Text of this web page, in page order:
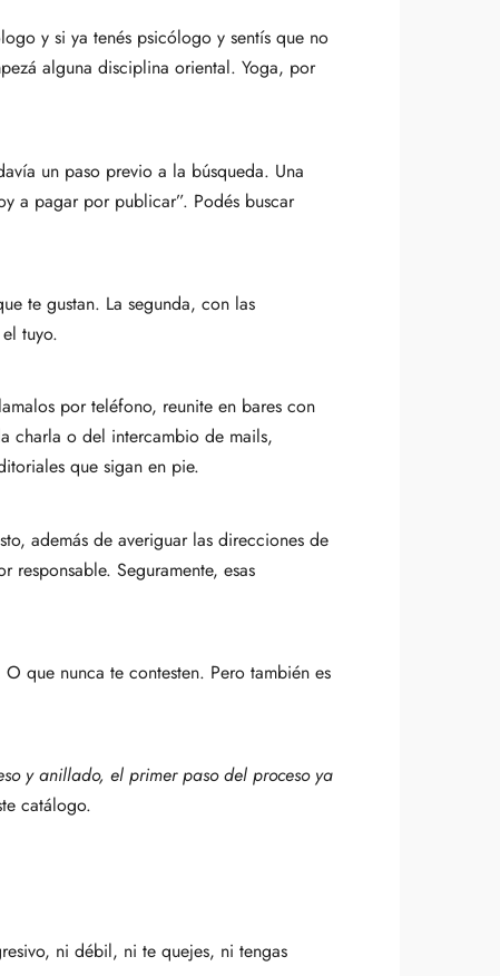
y si ya tenés psicólogo y sentís que no
alguna disciplina oriental. Yoga, por
un paso previo a la búsqueda. Una
a pagar por publicar”. Podés buscar
te gustan. La segunda, con las
tuyo.
por teléfono, reunite en bares con
charla o del intercambio de mails,
que sigan en pie.
además de averiguar las direcciones de
Seguramente, esas
que nunca te contesten. Pero también es
y anillado, el primer paso del proceso ya
catálogo.
ni débil, ni te quejes, ni tengas